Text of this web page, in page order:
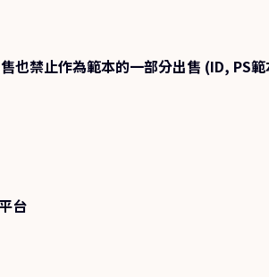
也禁止作為範本的一部分出售 (ID, PS
台